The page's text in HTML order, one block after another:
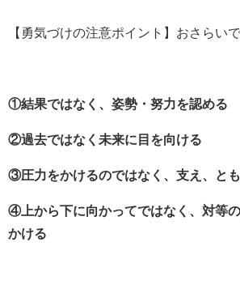
【勇気づけの注意ポイント】おさらいで
①結果ではなく、姿勢・努力を認める
②過去ではなく未来に目を向ける
③圧力をかけるのではなく、支え、と
④上から下に向かってではなく、対等
かける